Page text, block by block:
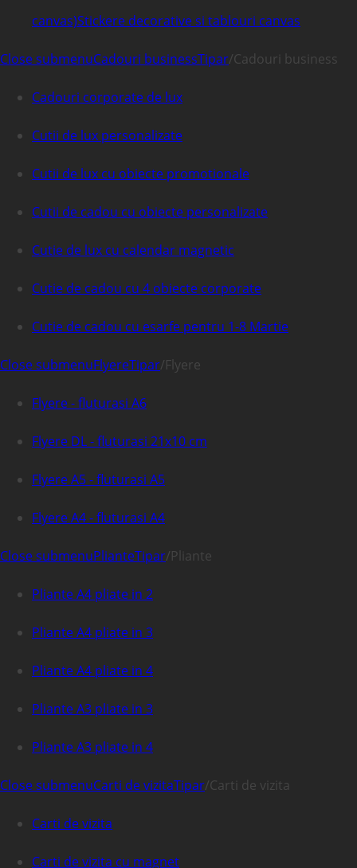
canvas)Stickere decorative si tablouri canvas
Close submenuCadouri businessTipar/Cadouri business
Cadouri corporate de lux
Cutii de lux personalizate
Cutii de lux cu obiecte promotionale
Cutii de cadou cu obiecte personalizate
Cutie de lux cu calendar magnetic
Cutie de cadou cu 4 obiecte corporate
Cutie de cadou cu esarfe pentru 1-8 Martie
Close submenuFlyereTipar/Flyere
Flyere - fluturasi A6
Flyere DL - fluturasi 21x10 cm
Flyere A5 - fluturasi A5
Flyere A4 - fluturasi A4
Close submenuPlianteTipar/Pliante
Pliante A4 pliate in 2
Pliante A4 pliate in 3
Pliante A4 pliate in 4
Pliante A3 pliate in 3
Pliante A3 pliate in 4
Close submenuCarti de vizitaTipar/Carti de vizita
Carti de vizita
Carti de vizita cu magnet